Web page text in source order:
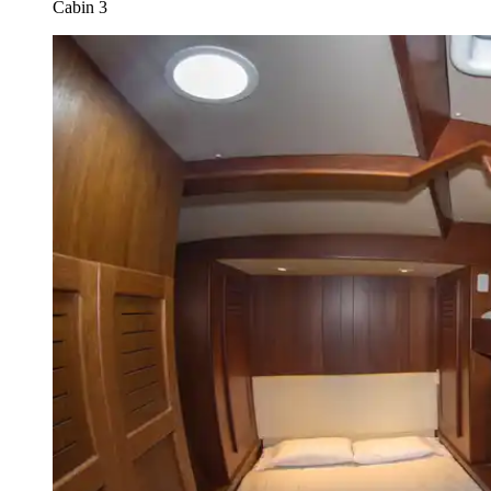
Cabin 3